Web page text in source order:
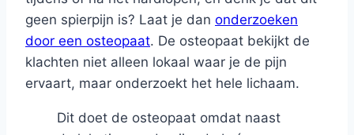
geen spierpijn is? Laat je dan onderzoeken
door een osteopaat. De osteopaat bekijkt de
klachten niet alleen lokaal waar je de pijn
ervaart, maar onderzoekt het hele lichaam.
Dit doet de osteopaat omdat naast